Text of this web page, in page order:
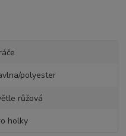
polyester
růžová
holky